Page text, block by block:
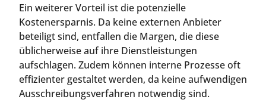
Ein weiterer Vorteil ist die potenzielle
Kostenersparnis. Da keine externen Anbieter
beteiligt sind, entfallen die Margen, die diese
üblicherweise auf ihre Dienstleistungen
aufschlagen. Zudem können interne Prozesse oft
effizienter gestaltet werden, da keine aufwendigen
Ausschreibungsverfahren notwendig sind.